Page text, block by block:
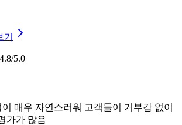
4.8/5.0
매우 자연스러워 고객들이 거부감 없이
가가 많음